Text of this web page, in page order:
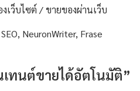
เว็บไซต์ / ขายของผ่านเว็บ
NeuronWriter, Frase
ทนต์ขายได้อัตโนมัติ”